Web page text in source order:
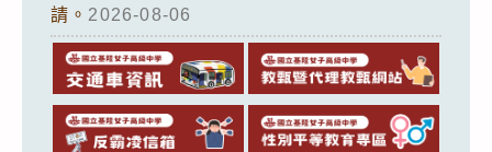
請。 2026-08-06